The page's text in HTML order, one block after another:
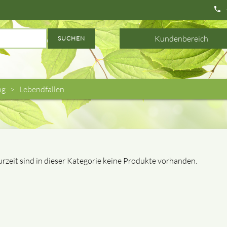
phone
SUCHEN Kundenbereich
Lebendfallen
sind in dieser Kategorie keine Produkte vorhanden.